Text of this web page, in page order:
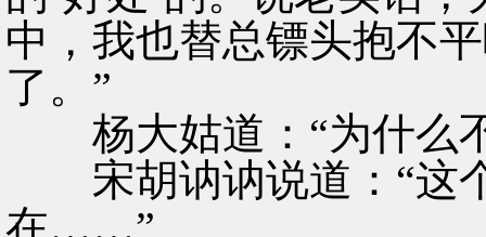
中，我也替总镖头抱不
了。”
杨大姑道：“为什么
宋胡讷讷说道：“这
在……”